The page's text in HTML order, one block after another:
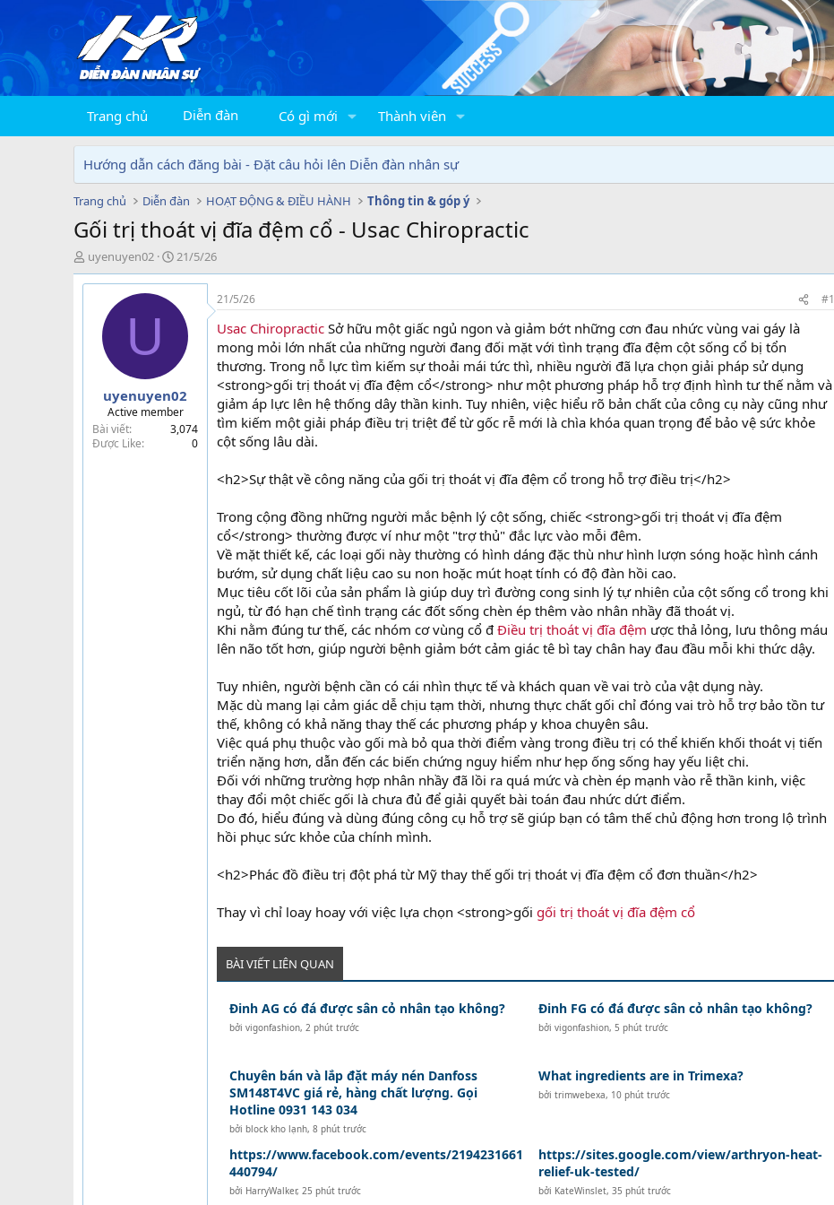
Trang chủ Diễn đàn Có gì mới Thành viên
Hướng dẫn cách đăng bài - Đặt câu hỏi lên Diễn đàn nhân sự
Trang chủ Diễn đàn HOẠT ĐỘNG & ĐIỀU HÀNH Thông tin & góp ý
Gối trị thoát vị đĩa đệm cổ - Usac Chiropractic
T
h
r
uyenuyen02
N
g
à
y
g
21/5/26
U
uyenuyen02
Active member
Bài viết
3,074
Được Like
0
21/5/26 #1
Usac Chiropractic Sở hữu một giấc ngủ ngon và giảm bớt những cơn đau nhức vùng vai gáy là
mong mỏi lớn nhất của những người đang đối mặt với tình trạng đĩa đệm cột sống cổ bị tổn
thương. Trong nỗ lực tìm kiếm sự thoải mái tức thì, nhiều người đã lựa chọn giải pháp sử dụng
<strong>gối trị thoát vị đĩa đệm cổ</strong> như một phương pháp hỗ trợ định hình tư thế nằm và
giảm áp lực lên hệ thống dây thần kinh. Tuy nhiên, việc hiểu rõ bản chất của công cụ này cũng như
tìm kiếm một giải pháp điều trị triệt để từ gốc rễ mới là chìa khóa quan trọng để bảo vệ sức khỏe
cột sống lâu dài.
<h2>Sự thật về công năng của gối trị thoát vị đĩa đệm cổ trong hỗ trợ điều trị</h2>
Trong cộng đồng những người mắc bệnh lý cột sống, chiếc <strong>gối trị thoát vị đĩa đệm
cổ</strong> thường được ví như một "trợ thủ" đắc lực vào mỗi đêm.
Về mặt thiết kế, các loại gối này thường có hình dáng đặc thù như hình lượn sóng hoặc hình cánh
bướm, sử dụng chất liệu cao su non hoặc mút hoạt tính có độ đàn hồi cao.
Mục tiêu cốt lõi của sản phẩm là giúp duy trì đường cong sinh lý tự nhiên của cột sống cổ trong khi
ngủ, từ đó hạn chế tình trạng các đốt sống chèn ép thêm vào nhân nhầy đã thoát vị.
Khi nằm đúng tư thế, các nhóm cơ vùng cổ đ Điều trị thoát vị đĩa đệm ược thả lỏng, lưu thông máu
lên não tốt hơn, giúp người bệnh giảm bớt cảm giác tê bì tay chân hay đau đầu mỗi khi thức dậy.
Tuy nhiên, người bệnh cần có cái nhìn thực tế và khách quan về vai trò của vật dụng này.
Mặc dù mang lại cảm giác dễ chịu tạm thời, nhưng thực chất gối chỉ đóng vai trò hỗ trợ bảo tồn tư
thế, không có khả năng thay thế các phương pháp y khoa chuyên sâu.
Việc quá phụ thuộc vào gối mà bỏ qua thời điểm vàng trong điều trị có thể khiến khối thoát vị tiến
triển nặng hơn, dẫn đến các biến chứng nguy hiểm như hẹp ống sống hay yếu liệt chi.
Đối với những trường hợp nhân nhầy đã lồi ra quá mức và chèn ép mạnh vào rễ thần kinh, việc
thay đổi một chiếc gối là chưa đủ để giải quyết bài toán đau nhức dứt điểm.
Do đó, hiểu đúng và dùng đúng công cụ hỗ trợ sẽ giúp bạn có tâm thế chủ động hơn trong lộ trình
hồi phục sức khỏe của chính mình.
<h2>Phác đồ điều trị đột phá từ Mỹ thay thế gối trị thoát vị đĩa đệm cổ đơn thuần</h2>
Thay vì chỉ loay hoay với việc lựa chọn <strong>gối gối trị thoát vị đĩa đệm cổ
BÀI VIẾT LIÊN QUAN
Đinh AG có đá được sân cỏ nhân tạo không?
bởi vigonfashion, 2 phút trước
Đinh FG có đá được sân cỏ nhân tạo không?
bởi vigonfashion, 5 phút trước
Chuyên bán và lắp đặt máy nén Danfoss
SM148T4VC giá rẻ, hàng chất lượng. Gọi
Hotline 0931 143 034
bởi block kho lạnh, 8 phút trước
What ingredients are in Trimexa?
bởi trimwebexa, 10 phút trước
https://www.facebook.com/events/2194231661
440794/
bởi HarryWalker, 25 phút trước
https://sites.google.com/view/arthryon-heat-
relief-uk-tested/
bởi KateWinslet, 35 phút trước